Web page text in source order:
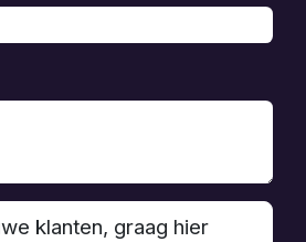
klanten, graag hier